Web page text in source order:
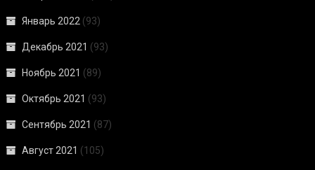
Январь 2022 (93)
Декабрь 2021 (93)
Ноябрь 2021 (89)
Октябрь 2021 (93)
Сентябрь 2021 (87)
Август 2021 (105)